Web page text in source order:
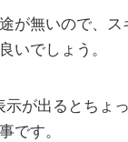
が無いので、ス
いでしょう。
示が出るとちょ
です。